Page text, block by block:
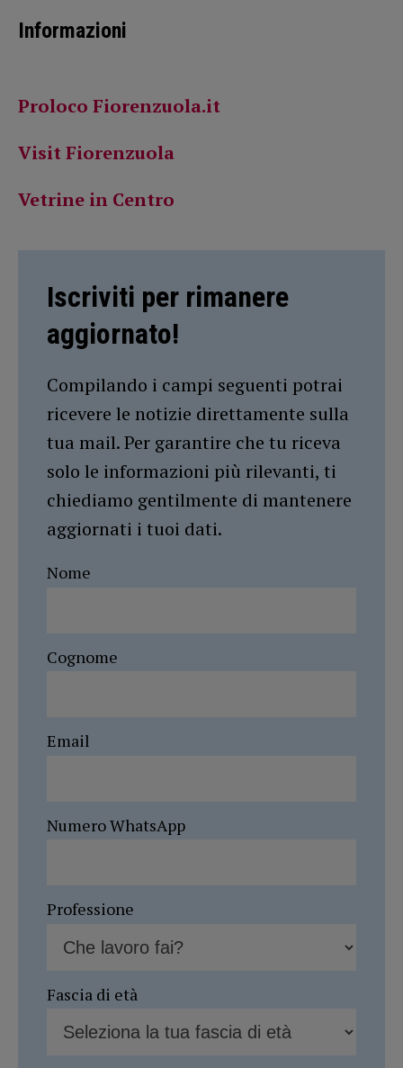
Informazioni
Proloco Fiorenzuola.it
Visit Fiorenzuola
Vetrine in Centro
Iscriviti per rimanere
aggiornato!
Compilando i campi seguenti potrai
ricevere le notizie direttamente sulla
tua mail. Per garantire che tu riceva
solo le informazioni più rilevanti, ti
chiediamo gentilmente di mantenere
aggiornati i tuoi dati.
Nome
Cognome
Email
Numero WhatsApp
Professione
Fascia di età